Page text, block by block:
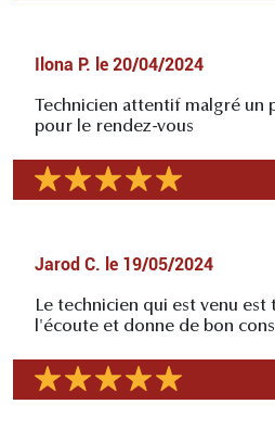
Ilona P. le 20/04/2024
Technicien attentif malgré un
pour le rendez-vous
Jarod C. le 19/05/2024
Le technicien qui est venu est
l'écoute et donne de bon